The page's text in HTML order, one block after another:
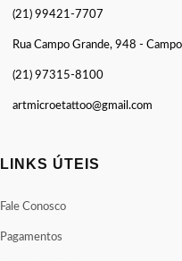
(21) 99421-7707
Rua Campo Grande, 948 -
(21) 97315-8100
artmicroetattoo@gmail.com
LINKS ÚTEIS
Fale Conosco
Pagamentos